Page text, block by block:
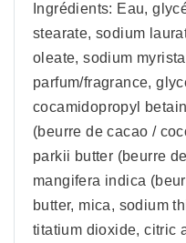
Ingrédients: Eau,
stearate, sodium
oleate, sodium
parfum/fragrance,
cocamidopropyl
(beurre de cacao /
parkii butter (beurre
mangifera indica
butter, mica, sodium
titatium dioxide, citric